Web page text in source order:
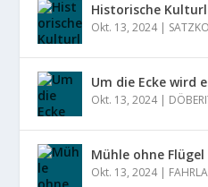
Historische
Okt. 13, 2024|
Um die Ecke wird
Okt. 13, 2024|
Mühle ohne
Okt. 13, 2024|